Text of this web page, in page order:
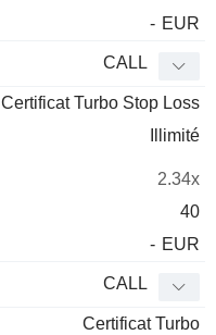
- EUR
CALL
Certificat Turbo Stop Loss
Illimité
2.34x
40
- EUR
CALL
Certificat Turbo